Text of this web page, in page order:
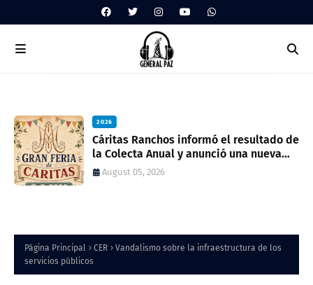
2026
Cáritas Ranchos informó el resultado de
la Colecta Anual y anunció una nueva
feria solidaria
August 05, 2026
Página Principal CER
Vandalismo sobre la infraestructura de los
servicios públicos